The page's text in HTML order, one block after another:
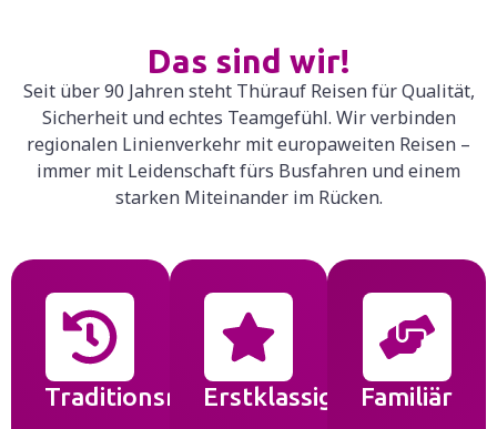
Das sind wir!
Seit über 90 Jahren steht Thürauf Reisen für Qualität,
Sicherheit und echtes Teamgefühl. Wir verbinden
regionalen Linienverkehr mit europaweiten Reisen –
immer mit Leidenschaft fürs Busfahren und einem
starken Miteinander im Rücken.
TraditionsreichErstklassig Familiär